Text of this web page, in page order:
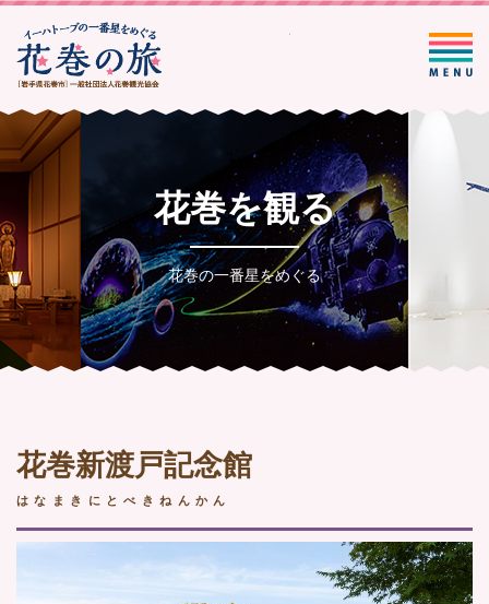
一般社団法人花巻観光協
花巻を観る
花巻の一番星をめぐる
花巻新渡戸記念館
はなまきにとべきねんかん